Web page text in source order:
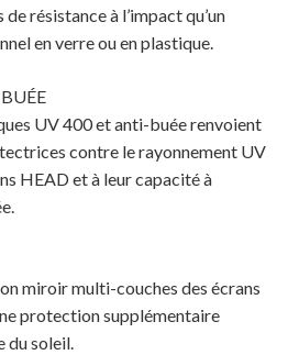
EN LIGNE
résistance à l’impact qu’un
en verre ou en plastique.
UV 400 et anti-buée renvoient
contre le rayonnement UV
HEAD et à leur capacité à
miroir multi-couches des écrans
protection supplémentaire
du soleil.